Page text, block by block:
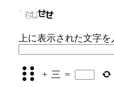
上に表示された文字を
+ 三 =